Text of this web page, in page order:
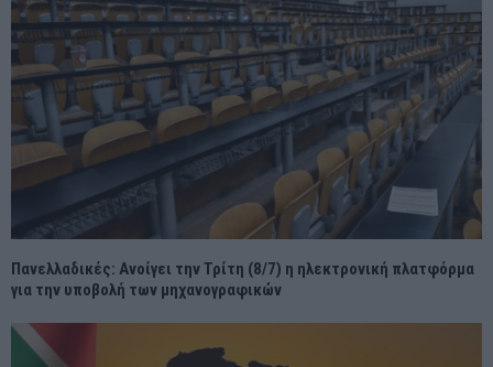
Πανελλαδικές: Ανοίγει την Τρίτη (8/7) η ηλεκτρονική πλατφόρμα
για την υποβολή των μηχανογραφικών